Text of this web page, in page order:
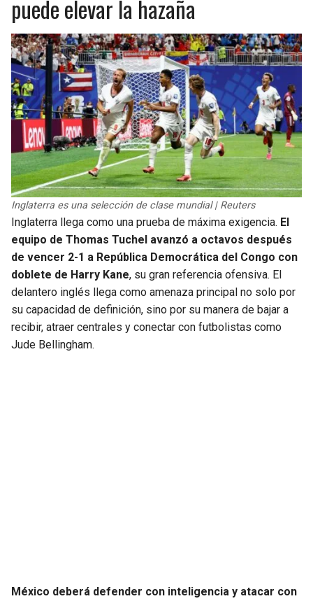
puede elevar la hazaña
Inglaterra es una selección de clase mundial | Reuters
Inglaterra llega como una prueba de máxima exigencia. El
equipo de Thomas Tuchel avanzó a octavos después
de vencer 2-1 a República Democrática del Congo con
doblete de Harry Kane, su gran referencia ofensiva. El
delantero inglés llega como amenaza principal no solo por
su capacidad de definición, sino por su manera de bajar a
recibir, atraer centrales y conectar con futbolistas como
Jude Bellingham.
México deberá defender con inteligencia y atacar con